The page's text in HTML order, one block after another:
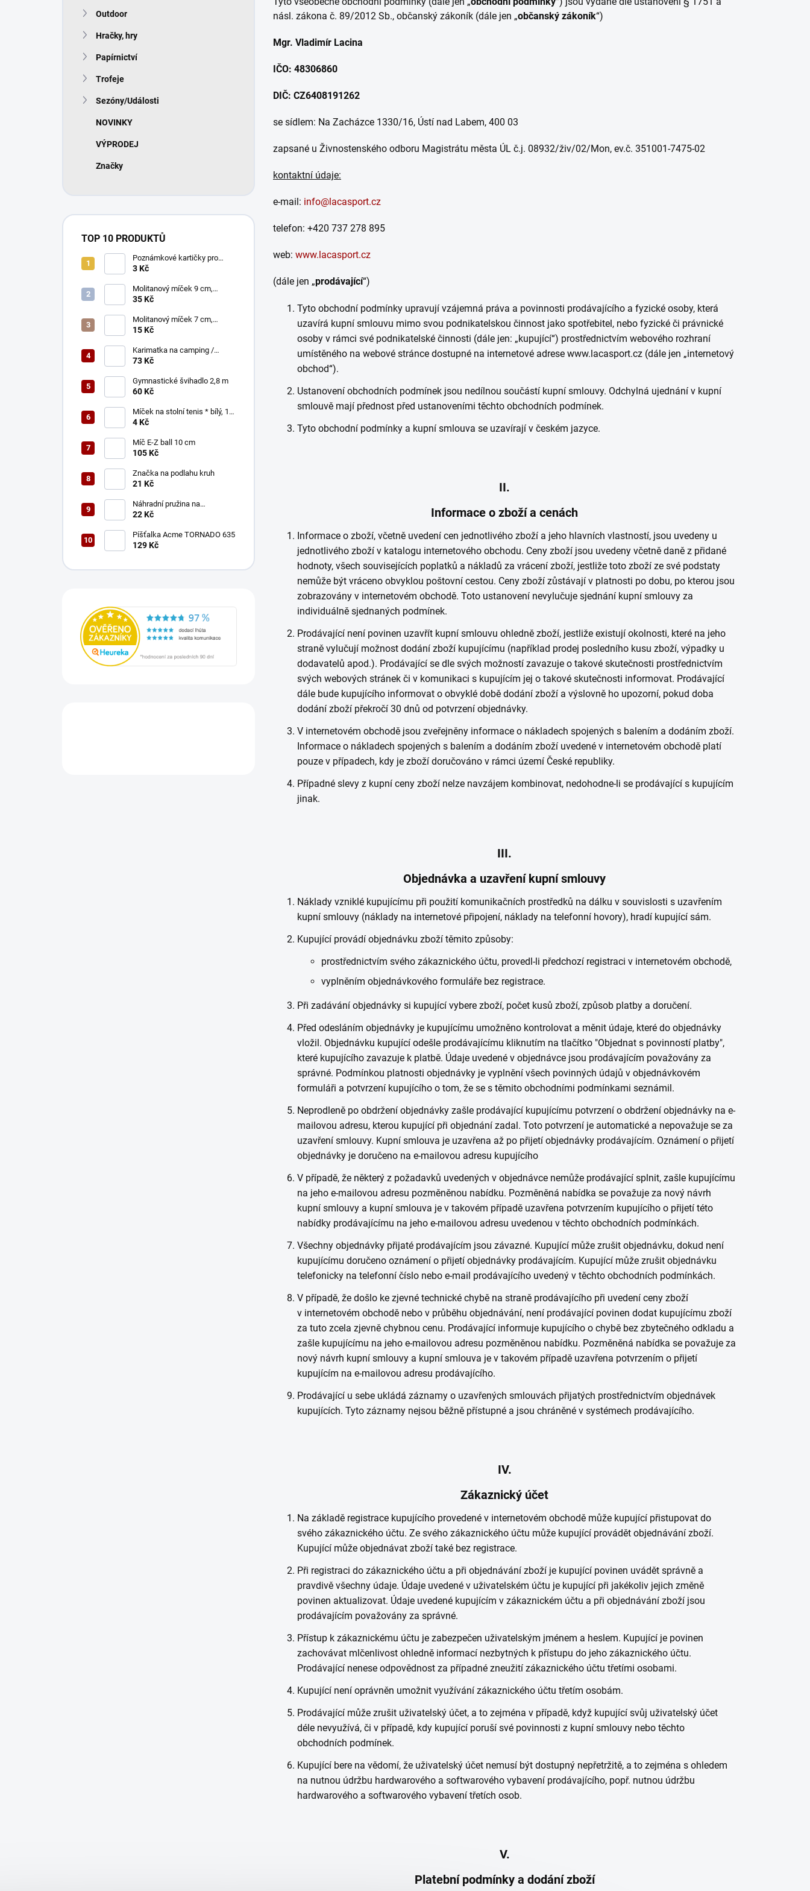
Outdoor
Hračky, hry
Papírnictví
Trofeje
Sezóny/Události
NOVINKY
VÝPRODEJ
Značky
TOP 10 PRODUKTŮ
Poznámkové kartičky pro
rozhodčí
3 Kč
Molitanový míček 9 cm,
celohladký
35 Kč
Molitanový míček 7 cm,
porézní
15 Kč
Karimatka na camping /
Podložka na aerobic
73 Kč
Gymnastické švihadlo 2,8 m
60 Kč
Míček na stolní tenis * bílý, 1
ks
4 Kč
Míč E-Z ball 10 cm
105 Kč
Značka na podlahu kruh
21 Kč
Náhradní pružina na
trampolíny 183, 244 a 305 cm
22 Kč
Píšťalka Acme TORNADO 635
129 Kč
násl. zákona č. 89/2012 Sb., občanský zákoník (dále jen „občanský zákoník“)
Mgr. Vladimír Lacina
IČO: 48306860
DIČ: CZ6408191262
se sídlem: Na Zacházce 1330/16, Ústí nad Labem, 400 03
zapsané u Živnostenského odboru Magistrátu města ÚL č.j. 08932/živ/02/Mon, ev.č. 351001-7475-02
kontaktní údaje:
e-mail: info@lacasport.cz
telefon: +420 737 278 895
web: www.lacasport.cz
(dále jen „prodávající“)
Tyto obchodní podmínky upravují vzájemná práva a povinnosti prodávajícího a fyzické osoby, která
uzavírá kupní smlouvu mimo svou podnikatelskou činnost jako spotřebitel, nebo fyzické či právnické
osoby v rámci své podnikatelské činnosti (dále jen: „kupující“) prostřednictvím webového rozhraní
umístěného na webové stránce dostupné na internetové adrese www.lacasport.cz (dále jen „internetový
obchod“).
Ustanovení obchodních podmínek jsou nedílnou součástí kupní smlouvy. Odchylná ujednání v kupní
smlouvě mají přednost před ustanoveními těchto obchodních podmínek.
Tyto obchodní podmínky a kupní smlouva se uzavírají v českém jazyce.
II.
Informace o zboží a cenách
Informace o zboží, včetně uvedení cen jednotlivého zboží a jeho hlavních vlastností, jsou uvedeny u
jednotlivého zboží v katalogu internetového obchodu. Ceny zboží jsou uvedeny včetně daně z přidané
hodnoty, všech souvisejících poplatků a nákladů za vrácení zboží, jestliže toto zboží ze své podstaty
nemůže být vráceno obvyklou poštovní cestou. Ceny zboží zůstávají v platnosti po dobu, po kterou jsou
zobrazovány v internetovém obchodě. Toto ustanovení nevylučuje sjednání kupní smlouvy za
individuálně sjednaných podmínek.
Prodávající není povinen uzavřít kupní smlouvu ohledně zboží, jestliže existují okolnosti, které na jeho
straně vylučují možnost dodání zboží kupujícímu (například prodej posledního kusu zboží, výpadky u
dodavatelů apod.). Prodávající se dle svých možností zavazuje o takové skutečnosti prostřednictvím
svých webových stránek či v komunikaci s kupujícím jej o takové skutečnosti informovat. Prodávající
dále bude kupujícího informovat o obvyklé době dodání zboží a výslovně ho upozorní, pokud doba
dodání zboží překročí 30 dnů od potvrzení objednávky.
V internetovém obchodě jsou zveřejněny informace o nákladech spojených s balením a dodáním zboží.
Informace o nákladech spojených s balením a dodáním zboží uvedené v internetovém obchodě platí
pouze v případech, kdy je zboží doručováno v rámci území České republiky.
Případné slevy z kupní ceny zboží nelze navzájem kombinovat, nedohodne-li se prodávající s kupujícím
jinak.
III.
Objednávka a uzavření kupní smlouvy
Náklady vzniklé kupujícímu při použití komunikačních prostředků na dálku v souvislosti s uzavřením
kupní smlouvy (náklady na internetové připojení, náklady na telefonní hovory), hradí kupující sám.
Kupující provádí objednávku zboží těmito způsoby:
prostřednictvím svého zákaznického účtu, provedl-li předchozí registraci v internetovém obchodě,
vyplněním objednávkového formuláře bez registrace.
Při zadávání objednávky si kupující vybere zboží, počet kusů zboží, způsob platby a doručení.
Před odesláním objednávky je kupujícímu umožněno kontrolovat a měnit údaje, které do objednávky
vložil. Objednávku kupující odešle prodávajícímu kliknutím na tlačítko "Objednat s povinností platby",
které kupujícího zavazuje k platbě. Údaje uvedené v objednávce jsou prodávajícím považovány za
správné. Podmínkou platnosti objednávky je vyplnění všech povinných údajů v objednávkovém
formuláři a potvrzení kupujícího o tom, že se s těmito obchodními podmínkami seznámil.
Neprodleně po obdržení objednávky zašle prodávající kupujícímu potvrzení o obdržení objednávky na e-
mailovou adresu, kterou kupující při objednání zadal. Toto potvrzení je automatické a nepovažuje se za
uzavření smlouvy. Kupní smlouva je uzavřena až po přijetí objednávky prodávajícím. Oznámení o přijetí
objednávky je doručeno na e-mailovou adresu kupujícího
V případě, že některý z požadavků uvedených v objednávce nemůže prodávající splnit, zašle kupujícímu
na jeho e-mailovou adresu pozměněnou nabídku. Pozměněná nabídka se považuje za nový návrh
kupní smlouvy a kupní smlouva je v takovém případě uzavřena potvrzením kupujícího o přijetí této
nabídky prodávajícímu na jeho e-mailovou adresu uvedenou v těchto obchodních podmínkách.
Všechny objednávky přijaté prodávajícím jsou závazné. Kupující může zrušit objednávku, dokud není
kupujícímu doručeno oznámení o přijetí objednávky prodávajícím. Kupující může zrušit objednávku
telefonicky na telefonní číslo nebo e-mail prodávajícího uvedený v těchto obchodních podmínkách.
V případě, že došlo ke zjevné technické chybě na straně prodávajícího při uvedení ceny zboží
v internetovém obchodě nebo v průběhu objednávání, není prodávající povinen dodat kupujícímu zboží
za tuto zcela zjevně chybnou cenu. Prodávající informuje kupujícího o chybě bez zbytečného odkladu a
zašle kupujícímu na jeho e-mailovou adresu pozměněnou nabídku. Pozměněná nabídka se považuje za
nový návrh kupní smlouvy a kupní smlouva je v takovém případě uzavřena potvrzením o přijetí
kupujícím na e-mailovou adresu prodávajícího.
Prodávající u sebe ukládá záznamy o uzavřených smlouvách přijatých prostřednictvím objednávek
kupujících. Tyto záznamy nejsou běžně přístupné a jsou chráněné v systémech prodávajícího.
IV.
Zákaznický účet
Na základě registrace kupujícího provedené v internetovém obchodě může kupující přistupovat do
svého zákaznického účtu. Ze svého zákaznického účtu může kupující provádět objednávání zboží.
Kupující může objednávat zboží také bez registrace.
Při registraci do zákaznického účtu a při objednávání zboží je kupující povinen uvádět správně a
pravdivě všechny údaje. Údaje uvedené v uživatelském účtu je kupující při jakékoliv jejich změně
povinen aktualizovat. Údaje uvedené kupujícím v zákaznickém účtu a při objednávání zboží jsou
prodávajícím považovány za správné.
Přístup k zákaznickému účtu je zabezpečen uživatelským jménem a heslem. Kupující je povinen
zachovávat mlčenlivost ohledně informací nezbytných k přístupu do jeho zákaznického účtu.
Prodávající nenese odpovědnost za případné zneužití zákaznického účtu třetími osobami.
Kupující není oprávněn umožnit využívání zákaznického účtu třetím osobám.
Prodávající může zrušit uživatelský účet, a to zejména v případě, když kupující svůj uživatelský účet
déle nevyužívá, či v případě, kdy kupující poruší své povinnosti z kupní smlouvy nebo těchto
obchodních podmínek.
Kupující bere na vědomí, že uživatelský účet nemusí být dostupný nepřetržitě, a to zejména s ohledem
na nutnou údržbu hardwarového a softwarového vybavení prodávajícího, popř. nutnou údržbu
hardwarového a softwarového vybavení třetích osob.
V.
Platební podmínky a dodání zboží